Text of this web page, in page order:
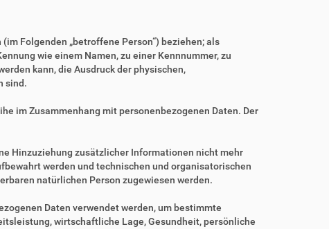
Folgenden „betroffene Person“) beziehen; als
wie einem Namen, zu einer Kennnummer, zu
kann, die Ausdruck der physischen,
sind.
im Zusammenhang mit personenbezogenen Daten. Der
Hinzuziehung zusätzlicher Informationen nicht mehr
werden und technischen und organisatorischen
natürlichen Person zugewiesen werden.
Daten verwendet werden, um bestimmte
wirtschaftliche Lage, Gesundheit, persönliche